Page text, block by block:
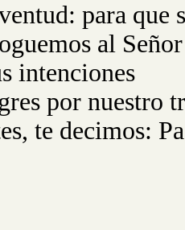
para que
al Señor
intenciones
por nuestro
te decimos: